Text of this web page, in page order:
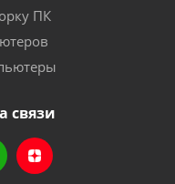
ПК
связи